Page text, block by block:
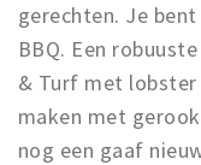
gerechten. Je
BBQ. Een
& Turf met
maken met
nog een gaaf